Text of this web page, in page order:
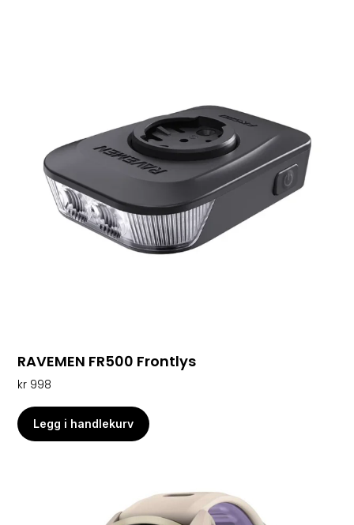
RAVEMEN FR500 Frontlys
kr 998
Legg i handlekurv